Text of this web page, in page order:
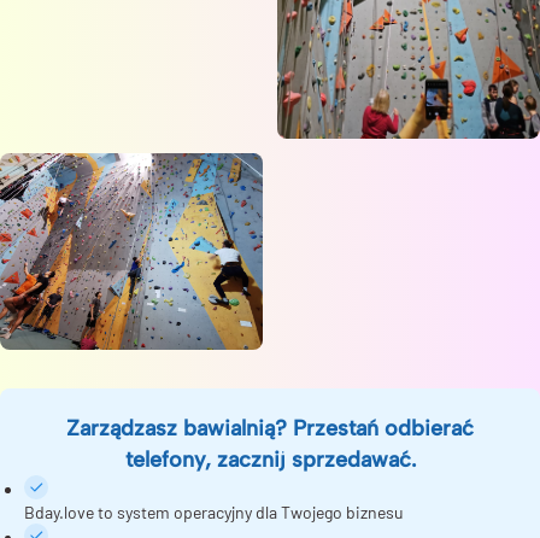
Zarządzasz bawialnią? Przestań odbierać
telefony, zacznij sprzedawać.
Bday.love to system operacyjny dla Twojego biznesu